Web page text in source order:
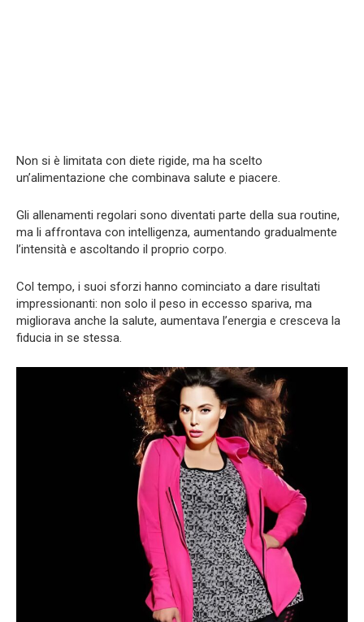
Non si è limitata con diete rigide, ma ha scelto
un’alimentazione che combinava salute e piacere.
Gli allenamenti regolari sono diventati parte della sua routine,
ma li affrontava con intelligenza, aumentando gradualmente
l’intensità e ascoltando il proprio corpo.
Col tempo, i suoi sforzi hanno cominciato a dare risultati
impressionanti: non solo il peso in eccesso spariva, ma
migliorava anche la salute, aumentava l’energia e cresceva la
fiducia in se stessa.